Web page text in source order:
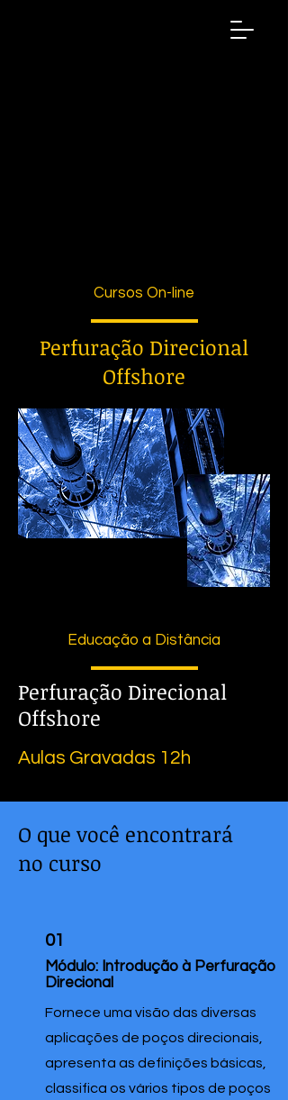
Cursos On-line
Perfuração Direcional
Offshore
Educação a Distância
Perfuração Direcional
Offshore
Aulas Gravadas 12h
O que você encontrará
no curso
01
Módulo: Introdução à Perfuração
Direcional
Fornece uma visão das diversas
aplicações de poços direcionais,
apresenta as definições básicas,
classifica os vários tipos de poços